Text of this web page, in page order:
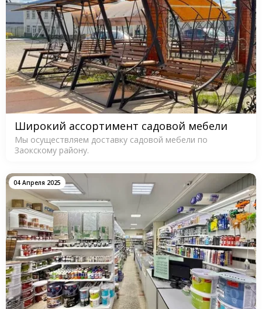
Широкий ассортимент садовой мебели
Мы осуществляем доставку садовой мебели по
Заокскому району.
04 Апреля 2025